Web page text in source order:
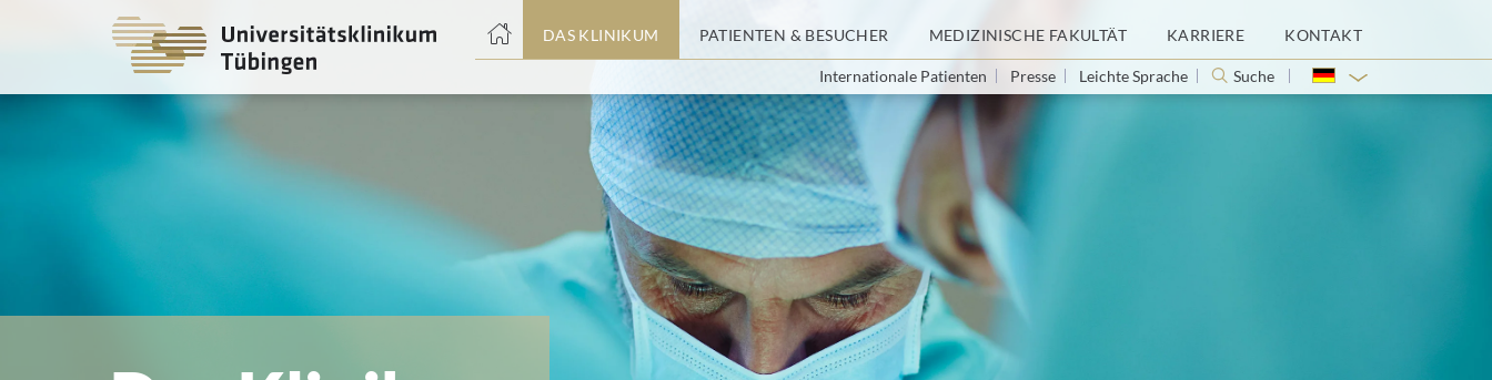
DAS KLINIKUM PATIENTEN & BESUCHER MEDIZINISCHE FAKULTÄT KARRIERE KONTAKT
Internationale Patienten Presse Leichte Sprache Suche